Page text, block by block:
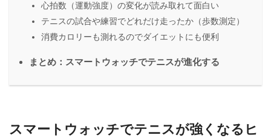
心拍数（運動強度）の変化が読み取れて面白い
テニスの試合や練習でどれだけ走ったか（歩数測定）
消費カロリーも測れるのでダイエットにも便利
まとめ：スマートウォッチでテニスが進化する
スマートウォッチでテニスが強くなるヒ